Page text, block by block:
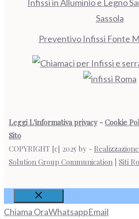
Infissi in Alluminio e Legno
Sassola
Preventivo Infissi Fonte
Leggi L'informativa privacy- Cookie
Sito
COPYRIGHT [c] 2025 by -
Solution Group Communication
Siti
Chiudi
Chiama OraWhatsappEmail